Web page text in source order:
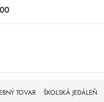
TOVAR ŠKOLSKÁ JEDÁLEŇ